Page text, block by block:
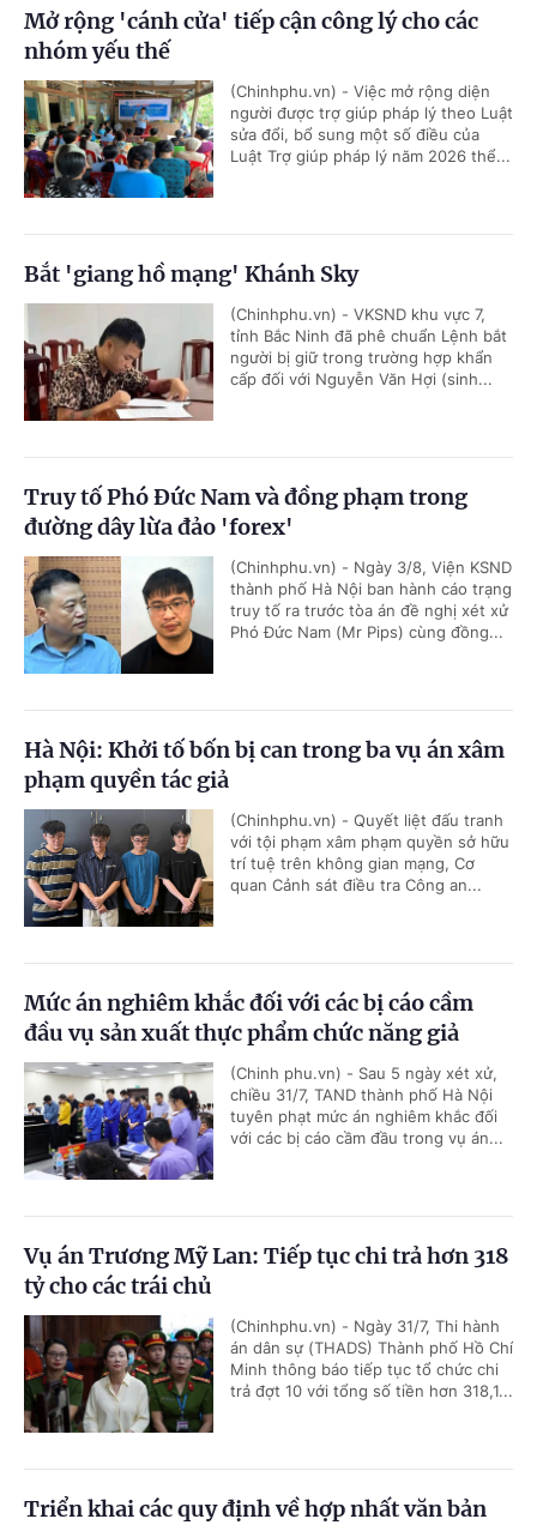
Mở rộng 'cánh cửa' tiếp cận công lý cho các
nhóm yếu thế
(Chinhphu.vn) - Việc mở rộng diện
người được trợ giúp pháp lý theo Luật
sửa đổi, bổ sung một số điều của
Luật Trợ giúp pháp lý năm 2026 thể...
Bắt 'giang hồ mạng' Khánh Sky
(Chinhphu.vn) - VKSND khu vực 7,
tỉnh Bắc Ninh đã phê chuẩn Lệnh bắt
người bị giữ trong trường hợp khẩn
cấp đối với Nguyễn Văn Hợi (sinh...
Truy tố Phó Đức Nam và đồng phạm trong
đường dây lừa đảo 'forex'
(Chinhphu.vn) - Ngày 3/8, Viện KSND
thành phố Hà Nội ban hành cáo trạng
truy tố ra trước tòa án đề nghị xét xử
Phó Đức Nam (Mr Pips) cùng đồng...
Hà Nội: Khởi tố bốn bị can trong ba vụ án xâm
phạm quyền tác giả
(Chinhphu.vn) - Quyết liệt đấu tranh
với tội phạm xâm phạm quyền sở hữu
trí tuệ trên không gian mạng, Cơ
quan Cảnh sát điều tra Công an...
Mức án nghiêm khắc đối với các bị cáo cầm
đầu vụ sản xuất thực phẩm chức năng giả
(Chinh phu.vn) - Sau 5 ngày xét xử,
chiều 31/7, TAND thành phố Hà Nội
tuyên phạt mức án nghiêm khắc đối
với các bị cáo cầm đầu trong vụ án...
Vụ án Trương Mỹ Lan: Tiếp tục chi trả hơn 318
tỷ cho các trái chủ
(Chinhphu.vn) - Ngày 31/7, Thi hành
án dân sự (THADS) Thành phố Hồ Chí
Minh thông báo tiếp tục tổ chức chi
trả đợt 10 với tổng số tiền hơn 318,1...
Triển khai các quy định về hợp nhất văn bản